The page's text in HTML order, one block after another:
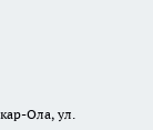
Ола, ул.